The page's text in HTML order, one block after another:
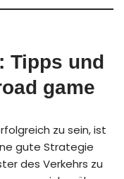
Tipps und
game
zu sein, ist
gute Strategie
des Verkehrs zu